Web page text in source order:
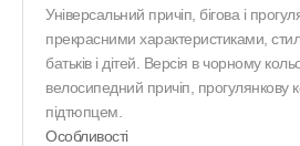
Універсальний причіп, бігова і
прекрасними характеристиками,
батьків і дітей. Версія в чорному
велосипедний причіп, прогулянкову
підтюпцем.
Особливості